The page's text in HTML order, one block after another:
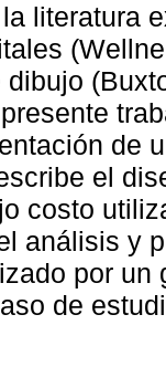
literatura
dibujo
de
el
costo
análisis y
por un
de